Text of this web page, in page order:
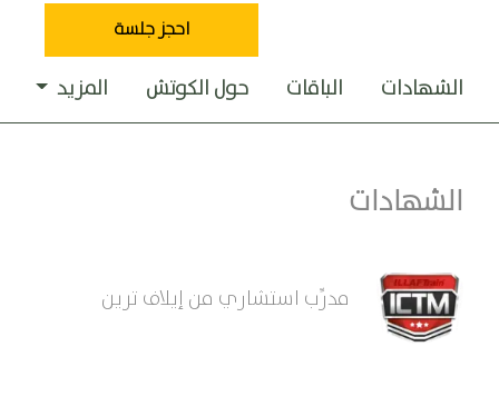
الشهادات الباقات حول الكوتش المزيد
احجز جلسة
الشهادات
مدرِّب استشاري من إيلاف ترين